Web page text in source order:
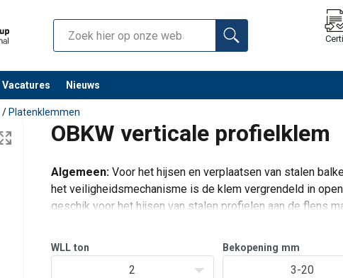
Vacatures Nieuws
Verder
/ Platenklemmen
OBKW verticale profielklem
Algemeen:Voor het hijsen en verplaatsen van stalen
het veiligheidsmechanisme is de klem vergrendeld in
geschik voor het hijsen van stalen profielen aan de flens
Andere klemopeni
WLL ton
2
Bekopening mm
3-20